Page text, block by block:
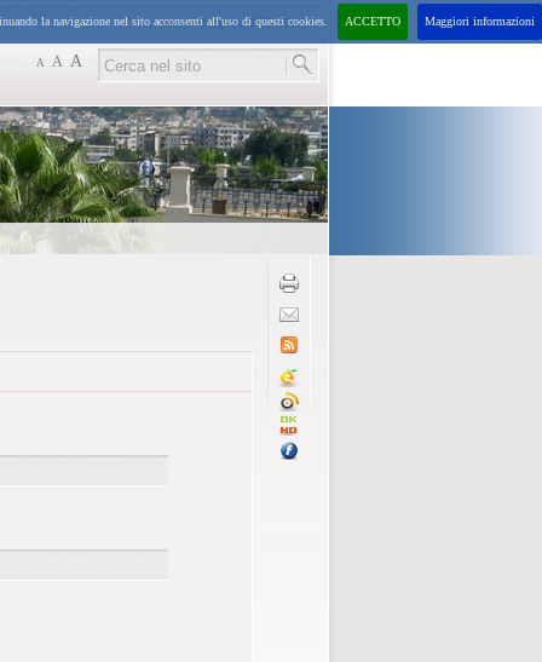
la navigazione nel sito acconsenti all'uso di questi cookies. ACCETTO Maggiori informazioni
sabato 8 agosto 2026 12:47
A A A